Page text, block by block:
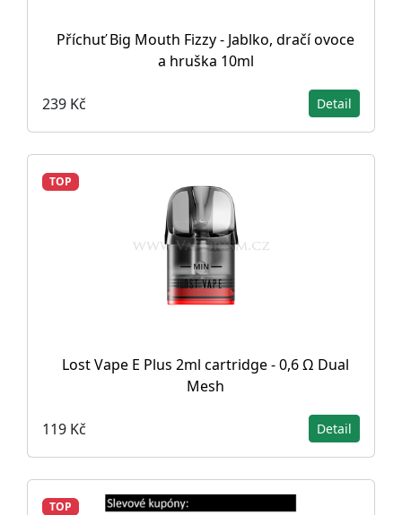
Příchuť Big Mouth Fizzy - Jablko, dračí ovoce
a hruška 10ml
239 Kč Detail
TOP
Lost Vape E Plus 2ml cartridge - 0,6 Ω Dual
Mesh
119 Kč Detail
TOP